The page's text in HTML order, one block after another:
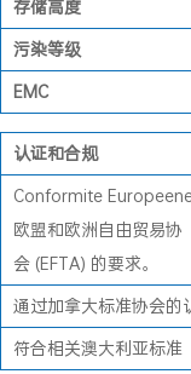
存储高度
污染等级
EMC
认证和合规
Conformite
欧盟和欧洲自由贸易协
会 (EFTA) 的要求。
通过加拿大标准协会的
符合相关澳大利亚标准